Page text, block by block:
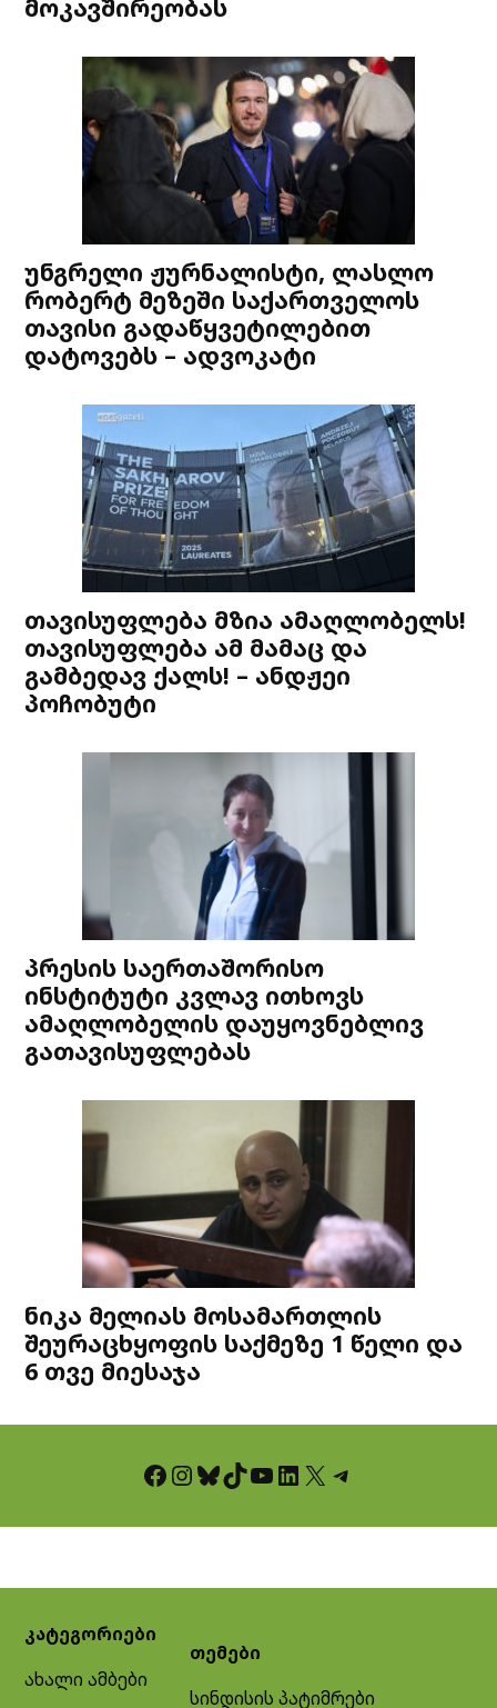
მოკავშირეობას
უნგრელი ჟურნალისტი, ლასლო
რობერტ მეზეში საქართველოს
თავისი გადაწყვეტილებით
დატოვებს – ადვოკატი
თავისუფლება მზია ამაღლობელს!
თავისუფლება ამ მამაც და
გამბედავ ქალს! – ანდჟეი
პოჩობუტი
პრესის საერთაშორისო
ინსტიტუტი კვლავ ითხოვს
ამაღლობელის დაუყოვნებლივ
გათავისუფლებას
ნიკა მელიას მოსამართლის
შეურაცხყოფის საქმეზე 1 წელი და
6 თვე მიესაჯა
Facebook InstagramBluesky TikTok YouTube LinkedIn X Telegram
კატეგორიები
ახალი ამბები
თემები
სინდისის პატიმრები